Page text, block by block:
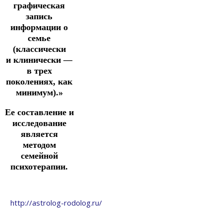
графическая
запись
информации о
семье
(классически
и клинически —
в трех
поколениях, как
минимум).»
Ее составление и
исследование
является
методом
семейной
психотерапии.
http://astrolog-rodolog.ru/